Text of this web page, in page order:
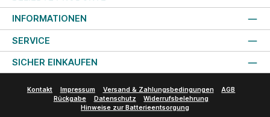
INFORMATIONEN
SERVICE
SICHER EINKAUFEN
Kontakt Impressum Versand & Zahlungsbedingungen
AGB
Rückgabe
Datenschutz
Widerrufsbelehrung
Hinweise zur Batterieentsorgung